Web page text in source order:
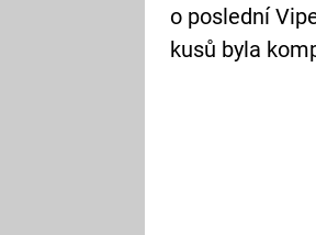
o poslední
kusů byla